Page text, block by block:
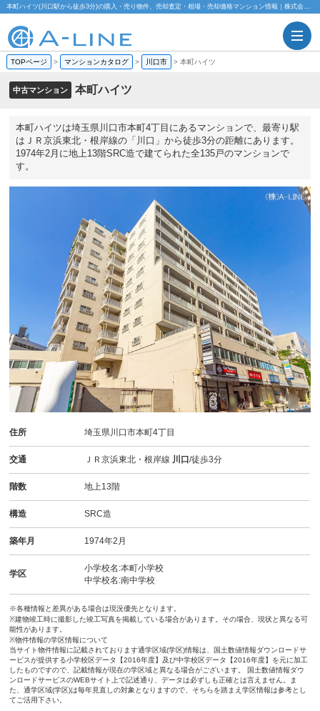
本町ハイツ(川口駅から徒歩3分)の購入・売り物件、売却査定・相場・売却価格マンション情報｜株式会社A-LINE
TOPページ > マンションカタログ > 川口市 > 本町ハイツ
中古マンション 本町ハイツ
本町ハイツは埼玉県川口市本町4丁目にあるマンションで、最寄り駅
はＪＲ京浜東北・根岸線の「川口」から徒歩3分の距離にあります。
1974年2月に地上13階SRC造で建てられた全135戸のマンションで
す。
住所 埼玉県川口市本町4丁目
交通 ＪＲ京浜東北・根岸線 川口/徒歩3分
階数 地上13階
構造 SRC造
築年月 1974年2月
学区
小学校名:本町小学校
中学校名:南中学校
※各種情報と差異がある場合は現況優先となります。
※建物竣工時に撮影した竣工写真を掲載している場合があります。その場合、現状と異なる可
能性があります。
※物件情報の学区情報について
当サイト物件情報に記載されております通学区域(学区)情報は、国土数値情報ダウンロードサ
ービスが提供する小学校区データ【2016年度】及び中学校区データ【2016年度】を元に加工
したものですので、記載情報が現在の学区域と異なる場合がございます。 国土数値情報ダウ
ンロードサービスのWEBサイト上で記述通り、データは必ずしも正確とは言えません。ま
た、通学区域(学区)は毎年見直しの対象となりますので、そちらを踏まえ学区情報は参考とし
てご活用下さい。